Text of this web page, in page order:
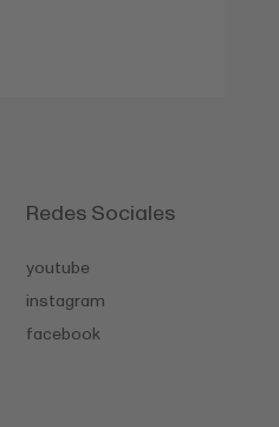
Redes Sociales
youtube
instagram
facebook